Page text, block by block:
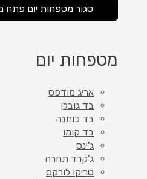
סגור מטפחות יום פתח
מטפחות יום
אריג מודפס
בד גובלן
בד כותנה
בד קומו
ג'ינס
ג'קרד תחרה
טריקו לורקס